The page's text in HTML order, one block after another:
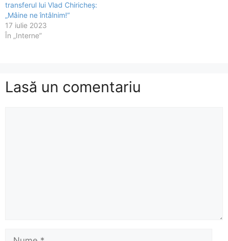
transferul lui Vlad Chiricheș:
„Mâine ne întâlnim!”
17 iulie 2023
În „Interne”
Lasă un comentariu
Nume